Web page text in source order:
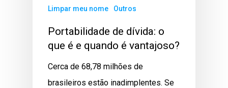
Limpar meu nome Outros
Portabilidade de dívida: o
que é e quando é vantajoso?
Cerca de 68,78 milhões de
brasileiros estão inadimplentes. Se